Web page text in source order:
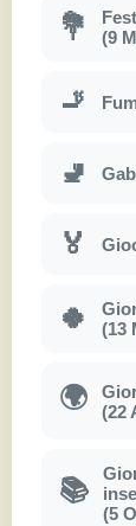
💐
(9
🚬
🚽
🏅
🍀
(13
🌍
(22
📚
(5